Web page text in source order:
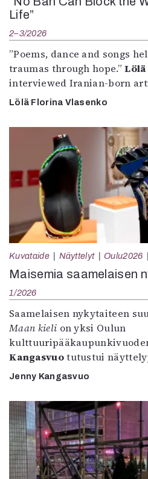
Life”
2–3/2026
”Poems, dance and songs
traumas through hope.”
interviewed Iranian-born
Lölä Florina Vlasenko
Kuvataide Näyttelyt Oulu2026
Maisemia saamelaisen
1/2026
Saamelaisen nykytaiteen
Maan kieli on yksi Oulun
Kangasvuotutustui
Jenny Kangasvuo